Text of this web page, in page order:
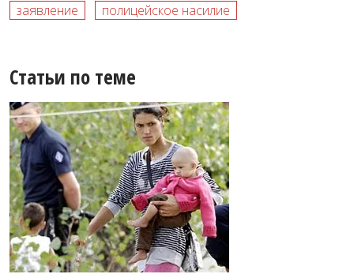
заявление полицейское насилие
Статьи по теме